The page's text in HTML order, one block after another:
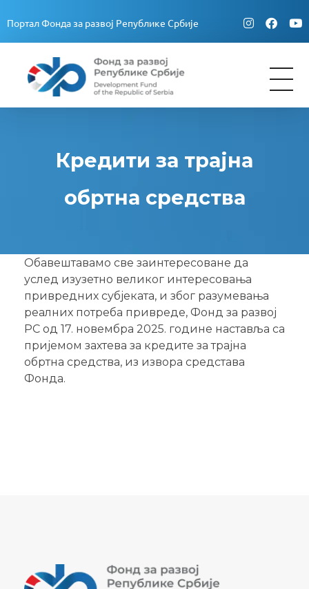
Портал Фонда за развој Републике Србије
Fond za razvoj Republike Srbije
Кредити за трајна
обртна средства
Обавештавамо све заинтересоване да
услед изузетно великог интересовања
привредних субјеката, и због разумевања
реалних потреба привреде, Фонд за развој
РС од 17. новембра 2025. године наставља са
пријемом захтева за кредите за трајна
обртна средства, из извора средстава
Фонда.